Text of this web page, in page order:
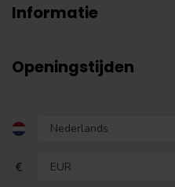
Informatie
Openingstijden
€